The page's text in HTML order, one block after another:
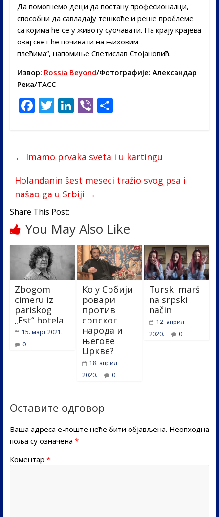
Да помогнемо деци да постану професионалци,
способни да савладају тешкоће и реше проблеме
са којима ће се у животу суочавати. На крају крајева
овај свет ће почивати на њиховим
плећима“, напомиње Светислав Стојановић.
Извор: Rossia Beyond/Фотографије: Александар
Река/ТАСС
F
b
o
k
T
er
Li
e
n
Vi S
e
← Imamo prvaka sveta i u kartingu
Holanđanin šest meseci tražio svog psa i
našao ga u Srbiji →
Share This Post:
You May Also Like
Zbogom
cimeru iz
pariskog
„Est“ hotela
15. март 2021.
0
Ко у Србији
ровари
против
српског
народа и
његове
Цркве?
18. април
2020.
0
Turski marš
na srpski
način
12. април
2020.
0
Оставите одговор
Ваша адреса е-поште неће бити објављена. Неопходна
поља су означена *
Коментар *